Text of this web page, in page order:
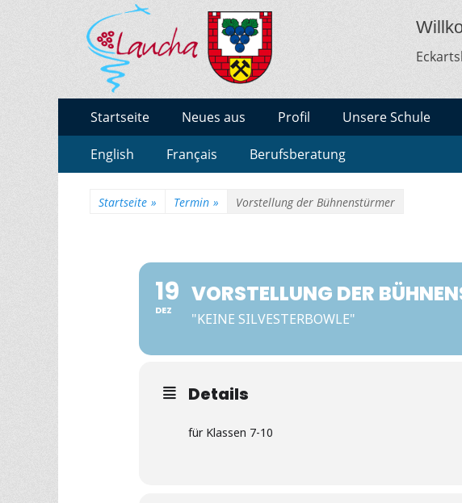
BURGENLAND-
Gymnasium des Burgenlandkreises / Sachsen-Anhalt
Erstes
Menü
Inhalt:
Startseite Neues aus Profil Unsere Schule
Zweites
Menü
Inhalt:
English Français Berufsberatung
Startseite » Termin » Vorstellung der Bühnenstürmer
19
DEZ
VORSTELLUNG DER
"KEINE SILVESTERBOWLE"
Details
für Klassen 7-10